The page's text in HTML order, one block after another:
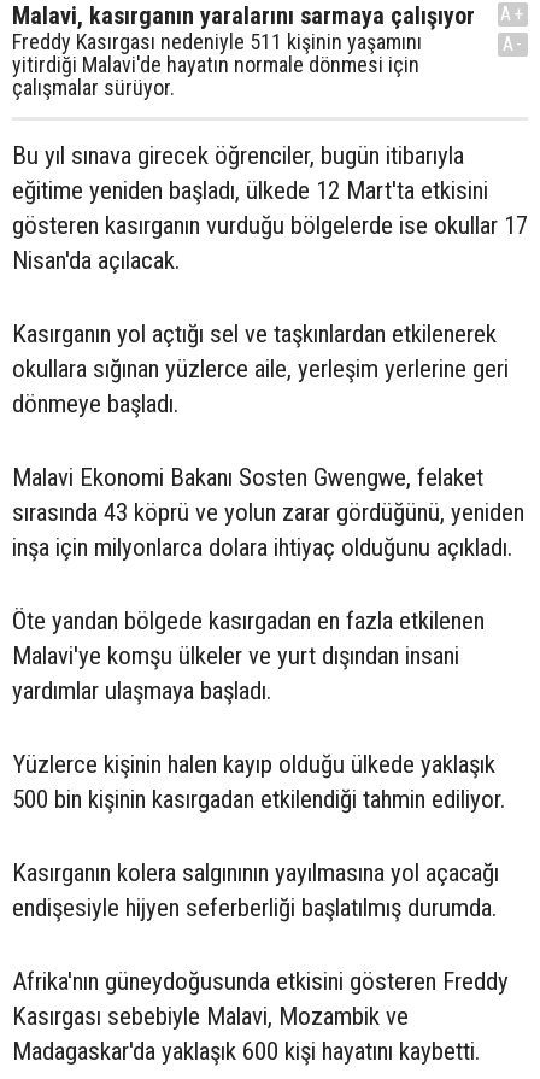
Malavi, kasırganın yaralarını sarmaya çalışıyor
Freddy Kasırgası nedeniyle 511 kişinin yaşamını
yitirdiği Malavi'de hayatın normale dönmesi için
çalışmalar sürüyor.
A+
A-
Bu yıl sınava girecek öğrenciler, bugün itibarıyla
eğitime yeniden başladı, ülkede 12 Mart'ta etkisini
gösteren kasırganın vurduğu bölgelerde ise okullar 17
Nisan'da açılacak.
Kasırganın yol açtığı sel ve taşkınlardan etkilenerek
okullara sığınan yüzlerce aile, yerleşim yerlerine geri
dönmeye başladı.
Malavi Ekonomi Bakanı Sosten Gwengwe, felaket
sırasında 43 köprü ve yolun zarar gördüğünü, yeniden
inşa için milyonlarca dolara ihtiyaç olduğunu açıkladı.
Öte yandan bölgede kasırgadan en fazla etkilenen
Malavi'ye komşu ülkeler ve yurt dışından insani
yardımlar ulaşmaya başladı.
Yüzlerce kişinin halen kayıp olduğu ülkede yaklaşık
500 bin kişinin kasırgadan etkilendiği tahmin ediliyor.
Kasırganın kolera salgınının yayılmasına yol açacağı
endişesiyle hijyen seferberliği başlatılmış durumda.
Afrika'nın güneydoğusunda etkisini gösteren Freddy
Kasırgası sebebiyle Malavi, Mozambik ve
Madagaskar'da yaklaşık 600 kişi hayatını kaybetti.